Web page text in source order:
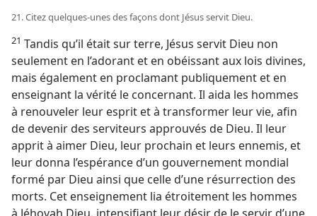
21. Citez quelques-unes des façons dont Jésus servit Dieu.
21 Tandis qu’il était sur terre, Jésus servit Dieu non
seulement en l’adorant et en obéissant aux lois divines,
mais également en proclamant publiquement et en
enseignant la vérité le concernant. Il aida les hommes
à renouveler leur esprit et à transformer leur vie, afin
de devenir des serviteurs approuvés de Dieu. Il leur
apprit à aimer Dieu, leur prochain et leurs ennemis, et
leur donna l’espérance d’un gouvernement mondial
formé par Dieu ainsi que celle d’une résurrection des
morts. Cet enseignement lia étroitement les hommes